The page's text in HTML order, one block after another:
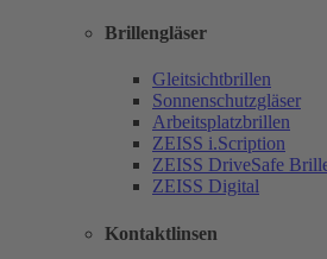
Brillengläser
Gleitsichtbrillen
Sonnenschutzgläser
Arbeitsplatzbrillen
ZEISS i.Scription
ZEISS DriveSafe
ZEISS Digital
Kontaktlinsen